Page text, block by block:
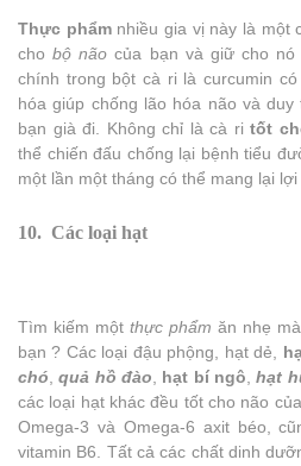
Thực phẩmnhiều gia vị này là một
chobộ não của bạn và giữ cho nó
chính trong bột cà ri là curcumin
hóa giúp chống lão hóa não và
bạn già đi. Không chỉ là cà ritốt
thể chiến đấu chống lại bệnh tiểu
một lần một tháng có thể mang lại
10. Các loại hạt
Tìm kiếm một thực phẩm ăn nhẹ
bạn ? Các loại đậu phộng, hạt dẻ,
chó,quả hồ đào, hạt bí ngô,hạt
các loại hạt khác đều tốt cho não
Omega-3 và Omega-6 axit béo,
vitamin B6. Tất cả các chất dinh